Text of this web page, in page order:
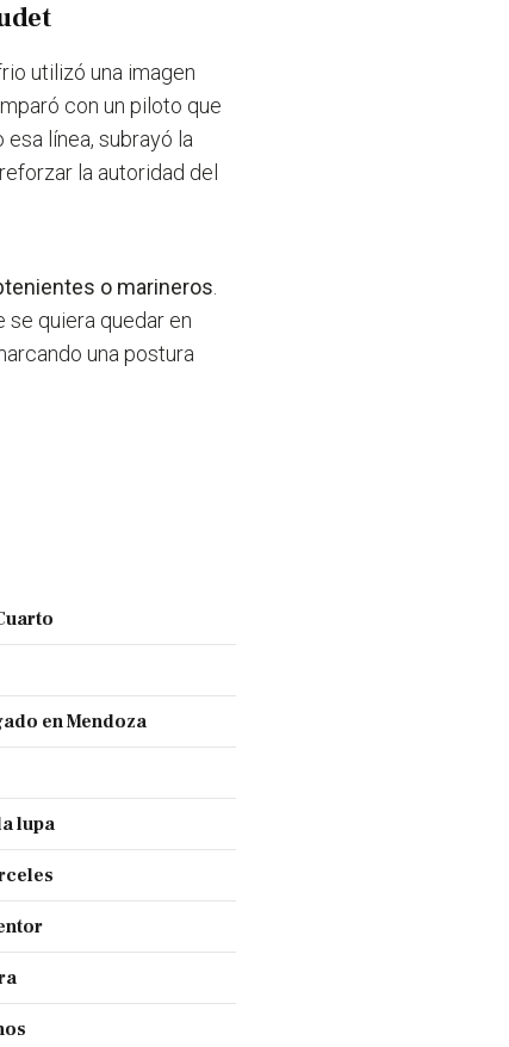
utilizó una imagen
con un piloto que
esa línea, subrayó la
la autoridad del
o marineros.
se quiera quedar en
una postura
en Mendoza
lupa